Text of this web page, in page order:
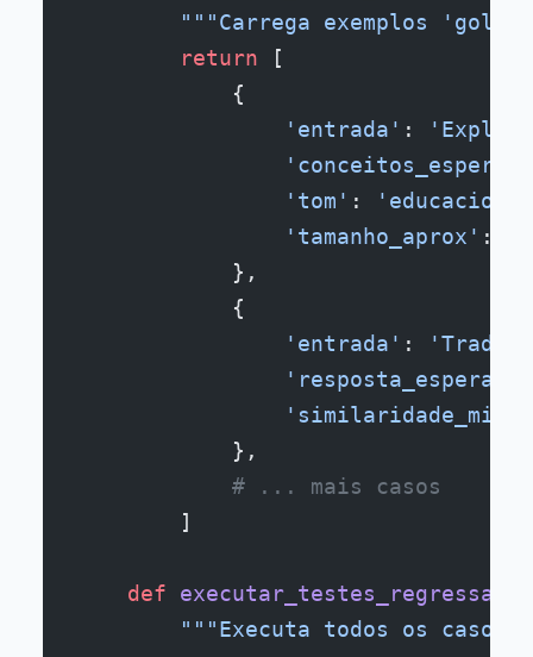
"""Carrega exemplos
        return
[
            {
                'entrada'
:
                'tom'
:
                'tamanho_aprox'
:
            },
            {
                'entrada'
:
            },
            # ... mais casos
        ]
    def
executar_testes_regressao
"""Executa todos os casos